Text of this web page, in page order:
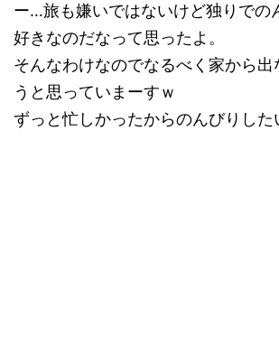
ー…旅も嫌いではないけど独りでの
好きなのだなって思ったよ。
そんなわけなのでなるべく家から出
うと思っていまーすｗ
ずっと忙しかったからのんびりした